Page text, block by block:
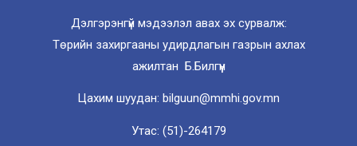
Дэлгэрэнгүй мэдээлэл авах эх сурвалж:
Төрийн захиргааны удирдлагын газрын ахлах
ажилтан Б.Билгүүн
Цахим шуудан: bilguun@mmhi.gov.mn
Утас: (51)-264179